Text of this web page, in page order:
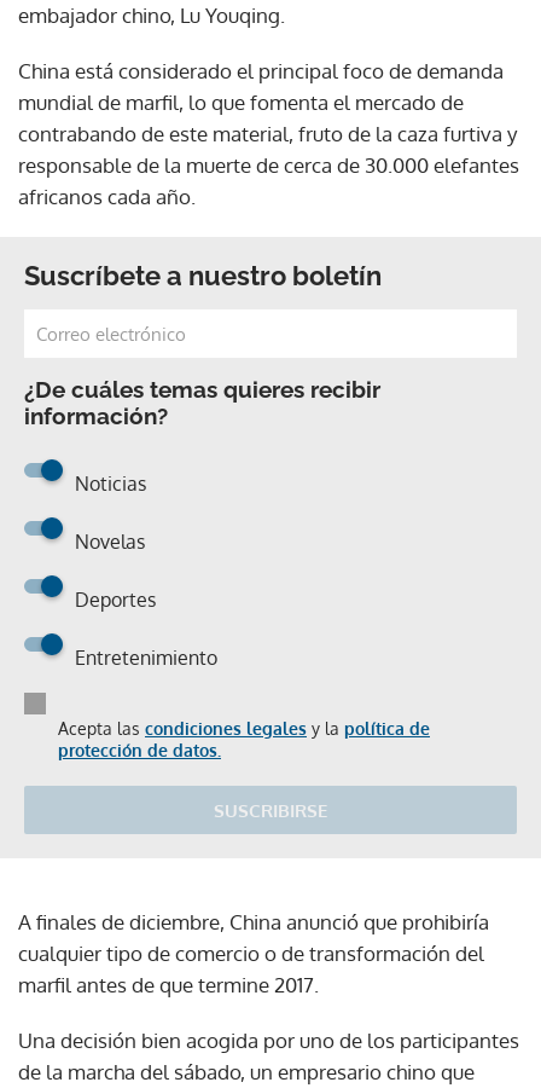
embajador chino, Lu Youqing.
China está considerado el principal foco de demanda
mundial de marfil, lo que fomenta el mercado de
contrabando de este material, fruto de la caza furtiva y
responsable de la muerte de cerca de 30.000 elefantes
africanos cada año.
Suscríbete a nuestro boletín
¿De cuáles temas quieres recibir
información?
Noticias
Novelas
Deportes
Entretenimiento
Acepta las condiciones legales y la política de
protección de datos.
SUSCRIBIRSE
A finales de diciembre, China anunció que prohibiría
cualquier tipo de comercio o de transformación del
marfil antes de que termine 2017.
Una decisión bien acogida por uno de los participantes
de la marcha del sábado, un empresario chino que